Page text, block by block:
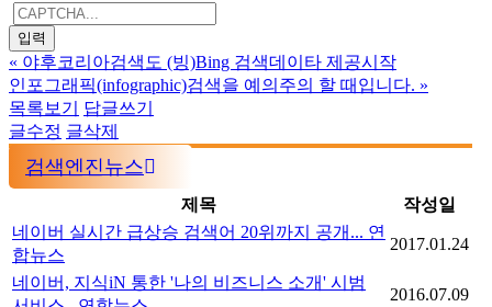
« 야후코리아검색도 (빙)Bing 검색데이타 제공시작
인포그래픽(infographic)검색을 예의주의 할 때입니다. »
목록보기
답글쓰기
글수정 글삭제
검색엔진뉴스
제목
작성일
네이버 실시간 급상승 검색어 20위까지 공개... 연
합뉴스
2017.01.24
네이버, 지식iN 통한 '나의 비즈니스 소개' 시범
2016.07.09